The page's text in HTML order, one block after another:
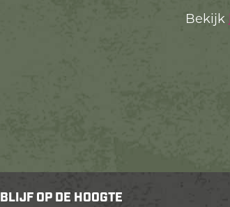
Bekijk
BLIJF OP DE HOOGTE